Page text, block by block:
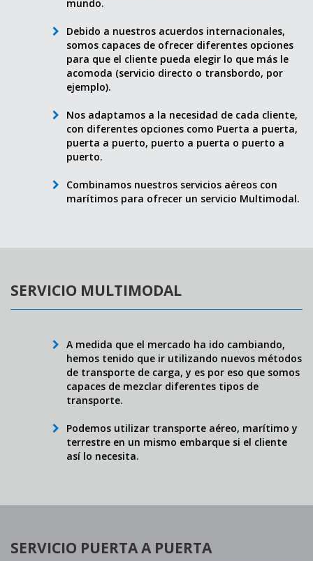
mundo.
Debido a nuestros acuerdos internacionales,
somos capaces de ofrecer diferentes opciones
para que el cliente pueda elegir lo que más le
acomoda (servicio directo o transbordo, por
ejemplo).
Nos adaptamos a la necesidad de cada cliente,
con diferentes opciones como Puerta a puerta,
puerta a puerto, puerto a puerta o puerto a
puerto.
Combinamos nuestros servicios aéreos con
marítimos para ofrecer un servicio Multimodal.
SERVICIO MULTIMODAL
A medida que el mercado ha ido cambiando,
hemos tenido que ir utilizando nuevos métodos
de transporte de carga, y es por eso que somos
capaces de mezclar diferentes tipos de
transporte.
Podemos utilizar transporte aéreo, marítimo y
terrestre en un mismo embarque si el cliente
así lo necesita.
SERVICIO PUERTA A PUERTA